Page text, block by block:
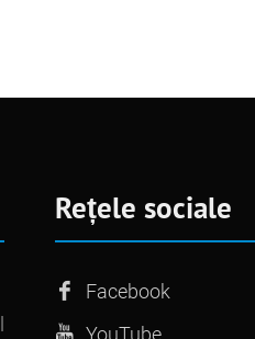
Rețele sociale
Facebook
YouTube